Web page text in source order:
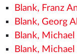
Blank, Franz
Blank, Georg
Blank,
Blank,